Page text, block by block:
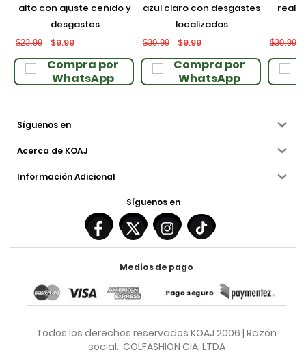
alto con ajuste ceñido y
desgastes
$23.99 $9.99
Compra por
WhatsApp
azul claro con desgastes
localizados
$30.99 $9.99
Compra por
WhatsApp
$30.99
Síguenos en
Acerca de KOAJ
Información Adicional
Síguenos en
Medios de pago
Todos los derechos reservados KOAJ 2006 | Razón
social: COLFASHION CIA. LTDA